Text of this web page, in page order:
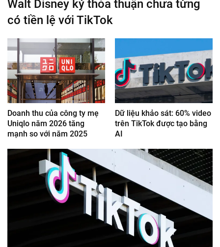
Walt Disney ký thỏa thuận chưa từng
có tiền lệ với TikTok
Doanh thu của công ty mẹ
Uniqlo năm 2026 tăng
mạnh so với năm 2025
Dữ liệu khảo sát: 60% video
trên TikTok được tạo bằng
AI